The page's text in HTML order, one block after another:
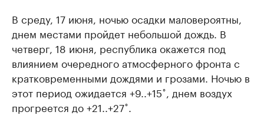
В среду, 17 июня, ночью осадки маловероятны,
днем местами пройдет небольшой дождь. В
четверг, 18 июня, республика окажется под
влиянием очередного атмосферного фронта с
кратковременными дождями и грозами. Ночью в
этот период ожидается +9..+15˚, днем воздух
прогреется до +21..+27˚.